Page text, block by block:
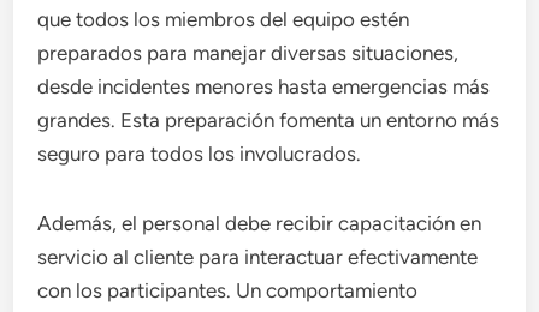
que todos los miembros del equipo estén
preparados para manejar diversas situaciones,
desde incidentes menores hasta emergencias más
grandes. Esta preparación fomenta un entorno más
seguro para todos los involucrados.
Además, el personal debe recibir capacitación en
servicio al cliente para interactuar efectivamente
con los participantes. Un comportamiento